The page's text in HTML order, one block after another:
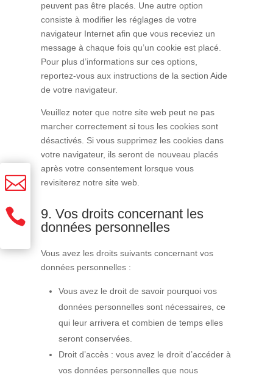
peuvent pas être placés. Une autre option
consiste à modifier les réglages de votre
navigateur Internet afin que vous receviez un
message à chaque fois qu’un cookie est placé.
Pour plus d’informations sur ces options,
reportez-vous aux instructions de la section Aide
de votre navigateur.
Veuillez noter que notre site web peut ne pas
marcher correctement si tous les cookies sont
désactivés. Si vous supprimez les cookies dans
votre navigateur, ils seront de nouveau placés
après votre consentement lorsque vous
revisiterez notre site web.
9. Vos droits concernant les
données personnelles
Vous avez les droits suivants concernant vos
données personnelles :
Vous avez le droit de savoir pourquoi vos
données personnelles sont nécessaires, ce
qui leur arrivera et combien de temps elles
seront conservées.
Droit d’accès : vous avez le droit d’accéder à
vos données personnelles que nous

